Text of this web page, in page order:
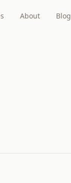
About Blog